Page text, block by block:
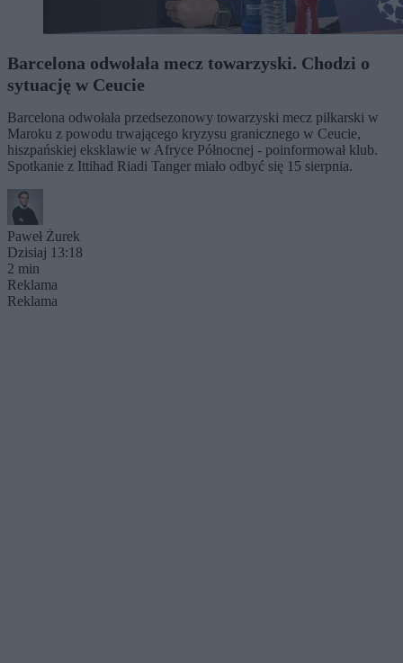
Barcelona odwołała mecz towarzyski. Chodzi o
sytuację w Ceucie
Barcelona odwołała przedsezonowy towarzyski mecz piłkarski w
Maroku z powodu trwającego kryzysu granicznego w Ceucie,
hiszpańskiej eksklawie w Afryce Północnej - poinformował klub.
Spotkanie z Ittihad Riadi Tanger miało odbyć się 15 sierpnia.
Paweł Żurek
Dzisiaj 13:18
2 min
Reklama
Reklama